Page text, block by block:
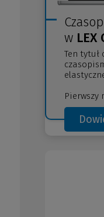
w LEX
Ten tytuł
Pierwszy